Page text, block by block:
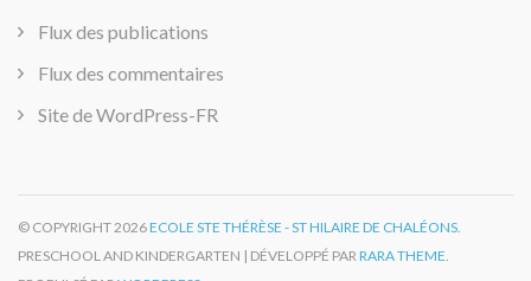
Flux des publications
Flux des commentaires
Site de WordPress-FR
© COPYRIGHT 2026ECOLE STE THÉRÈSE - ST HILAIRE DE CHALÉONS.
PRESCHOOL AND KINDERGARTEN | DÉVELOPPÉ PARRARA THEME.